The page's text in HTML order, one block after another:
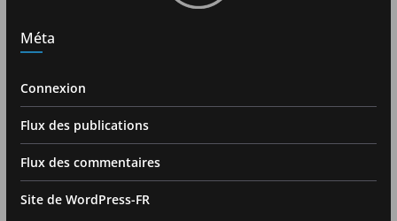
Méta
Connexion
Flux des publications
Flux des commentaires
Site de WordPress-FR